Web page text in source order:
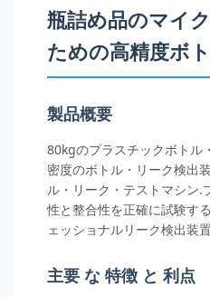
瓶詰め品のマイ
ための高精度ボ
製品概要
80kgのプラスチックボトル
密度のボトル・リーク検出
ル・リーク・テストマシン.
性と整合性を正確に試験す
ェッショナルリーク検出装
主要 な 特徴 と 利点